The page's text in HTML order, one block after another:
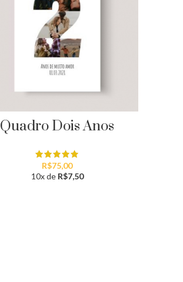
Quadro Dois Anos
R$75,00
10x de R$7,50